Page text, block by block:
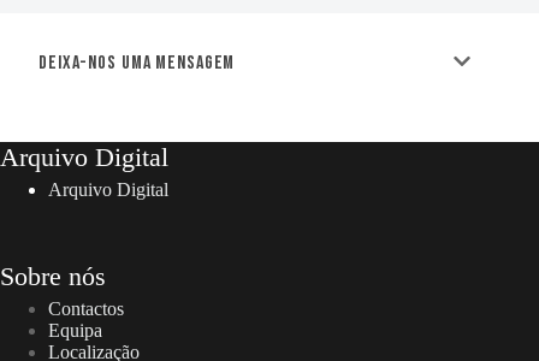
Deixa-nos uma mensagem
Arquivo Digital
Arquivo Digital
Sobre nós
Contactos
Equipa
Localização